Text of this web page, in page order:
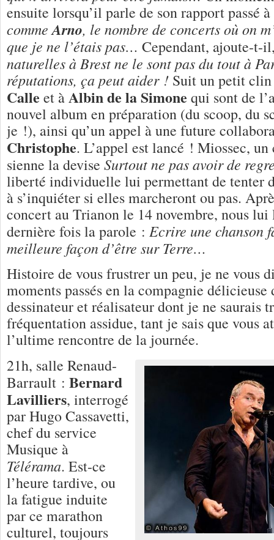
ensuite lorsqu’il parle de son rapport passé
commeArno, le nombre de concerts où on
que je ne l’étais pas… Cependant, ajoute-t-
naturelles à Brest ne le sont pas du tout à
réputations, ça peut aider ! Suit un petit
Calle et àAlbin de la Simone qui sont de
nouvel album en préparation (du scoop, du
je !), ainsi qu’un appel à une future
Christophe. L’appel est lancé ! Miossec,
sienne la devise Surtout ne pas avoir de
liberté individuelle lui permettant de tenter
à s’inquiéter si elles marcheront ou pas.
concert au Trianon le 14 novembre, nous lui
dernière fois la parole : Ecrire une chanson
meilleure façon d’être sur Terre…
Histoire de vous frustrer un peu, je ne vous
moments passés en la compagnie
dessinateur et réalisateur dont je ne saurais
fréquentation assidue, tant je sais que vous
l’ultime rencontre de la journée.
21h, salle Renaud-
Barrault : Bernard
Lavilliers, interrogé
par Hugo Cassavetti,
chef du service
Musique à
Télérama. Est-ce
l’heure tardive, ou
la fatigue induite
par ce marathon
culturel, toujours